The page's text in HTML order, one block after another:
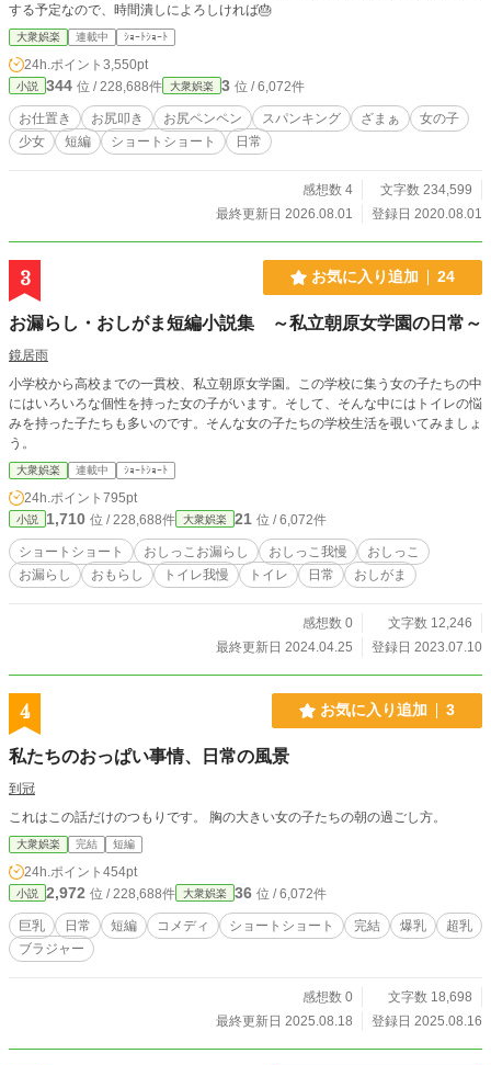
する予定なので、時間潰しによろしければ🎂
大衆娯楽 連載中 ｼｮｰﾄｼｮｰﾄ
24h.ポイント 3,550pt
小説 344 位 / 228,688件 大衆娯楽 3 位 / 6,072件
お仕置き お尻叩き お尻ペンペン スパンキング ざまぁ
女の子
少女
短編 ショートショート 日常
感想数 4
文字数 234,599
最終更新日 2026.08.01
登録日 2020.08.01
3 お気に入り追加 24
お漏らし・おしがま短編小説集 ～私立朝原女学園の日常～
鏡居雨
小学校から高校までの一貫校、私立朝原女学園。この学校に集う女の子たちの中
にはいろいろな個性を持った女の子がいます。そして、そんな中にはトイレの悩
みを持った子たちも多いのです。そんな女の子たちの学校生活を覗いてみましょ
う。
大衆娯楽 連載中 ｼｮｰﾄｼｮｰﾄ
24h.ポイント 795pt
小説 1,710 位 / 228,688件 大衆娯楽 21 位 / 6,072件
ショートショート おしっこお漏らし おしっこ我慢
おしっこ
お漏らし
おもらし トイレ我慢 トイレ 日常 おしがま
感想数 0
文字数 12,246
最終更新日 2024.04.25
登録日 2023.07.10
4 お気に入り追加 3
私たちのおっぱい事情、日常の風景
到冠
これはこの話だけのつもりです。 胸の大きい女の子たちの朝の過ごし方。
大衆娯楽 完結 短編
24h.ポイント 454pt
小説 2,972 位 / 228,688件 大衆娯楽 36 位 / 6,072件
巨乳 日常 短編 コメディ ショートショート 完結 爆乳
超乳
ブラジャー
感想数 0
文字数 18,698
最終更新日 2025.08.18
登録日 2025.08.16